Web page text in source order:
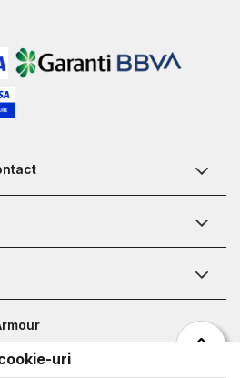
date competitii sportive
uri